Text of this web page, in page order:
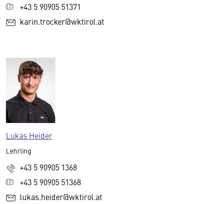
+43 5 90905 51371
karin.trocker@wktirol.at
Lukas Heider
Lehrling
+43 5 90905 1368
+43 5 90905 51368
lukas.heider@wktirol.at